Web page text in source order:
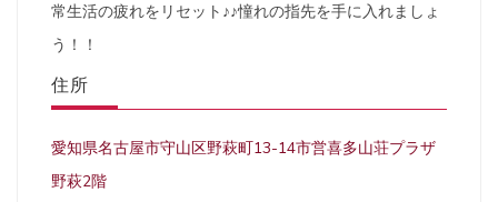
常生活の疲れをリセット♪♪憧れの指先を手に入れましょ
う！！
住所
愛知県名古屋市守山区野萩町13-14市営喜多山荘プラザ
野萩2階